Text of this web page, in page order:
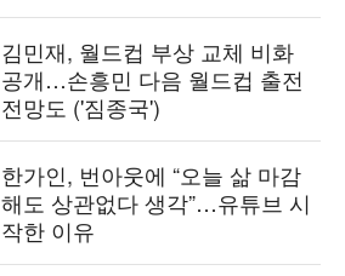
김민재, 월드컵 부상 교체 비화
공개…손흥민 다음 월드컵 출전
전망도 ('짐종국')
한가인, 번아웃에 “오늘 삶 마감
해도 상관없다 생각”…유튜브 시
작한 이유